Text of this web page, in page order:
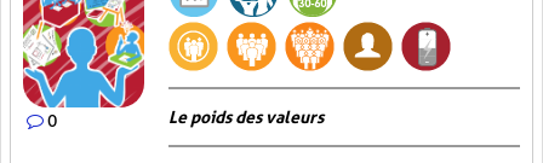
0 Le poids des valeurs